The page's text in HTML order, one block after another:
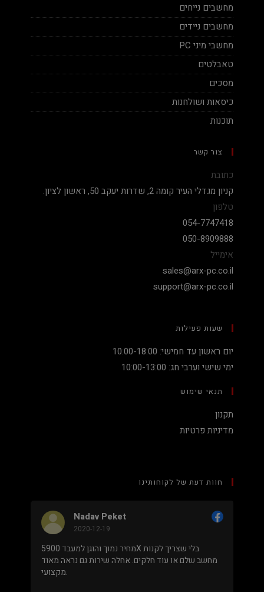
מחשבים נייחים
מחשבים ניידים
מחשבי מיני PC
טאבלטים
מסכים
כיסאות ושולחנות
תוכנות
צור קשר
כתובת
קניון מגדלי העיר קומה 2, שדרות יעקב 50, ראשון לציון.
טלפון
054-7747418
050-8909888
אימייל
sales@arx-pc.co.il
support@arx-pc.co.il
שעות פעילות
יום ראשון עד חמישי: 10:00-18:00
ימי שישי וערבי חג: 10:00-13:00
תנאי שימוש
תקנון
מדיניות פרטיות
חוות דעת של לקוחותינו
Nadav Peket
2020-12-19
מחיר נמוך והוגן למעבד 5900X בלי שצריך לקנות
מחשב שלם או עוד חלקים. אחלה שירות גם נראה מאוד
מקצועי.